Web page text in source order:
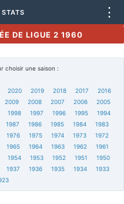
⋮
DE LIGUE 2 1960
choisir une saison :
2020 2019 2018 2017
2016
2009 2008 2007 2006
2005
1998 1997 1996 1995
1994
1987 1986 1985 1984
1983
1976 1975 1974 1973
1972
1965 1964 1963 1962
1961
1954 1953 1952 1951
1950
1937 1936 1935 1934
1933